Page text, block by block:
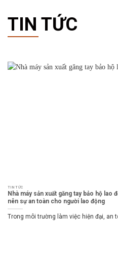
TIN TỨC
TIN TỨC
Nhà máy sản xuất găng tay bảo hộ lao
nên sự an toàn cho người lao động
Trong môi trường làm việc hiện đại, an